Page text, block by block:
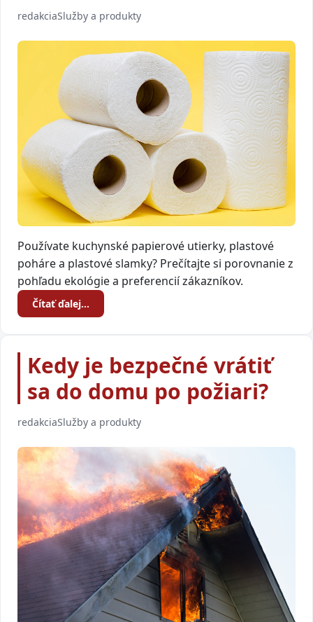
redakciaSlužby a produkty
Používate kuchynské papierové utierky, plastové
poháre a plastové slamky? Prečítajte si porovnanie z
pohľadu ekológie a preferencií zákazníkov.
Čítať ďalej…
Kedy je bezpečné vrátiť
sa do domu po požiari?
redakciaSlužby a produkty